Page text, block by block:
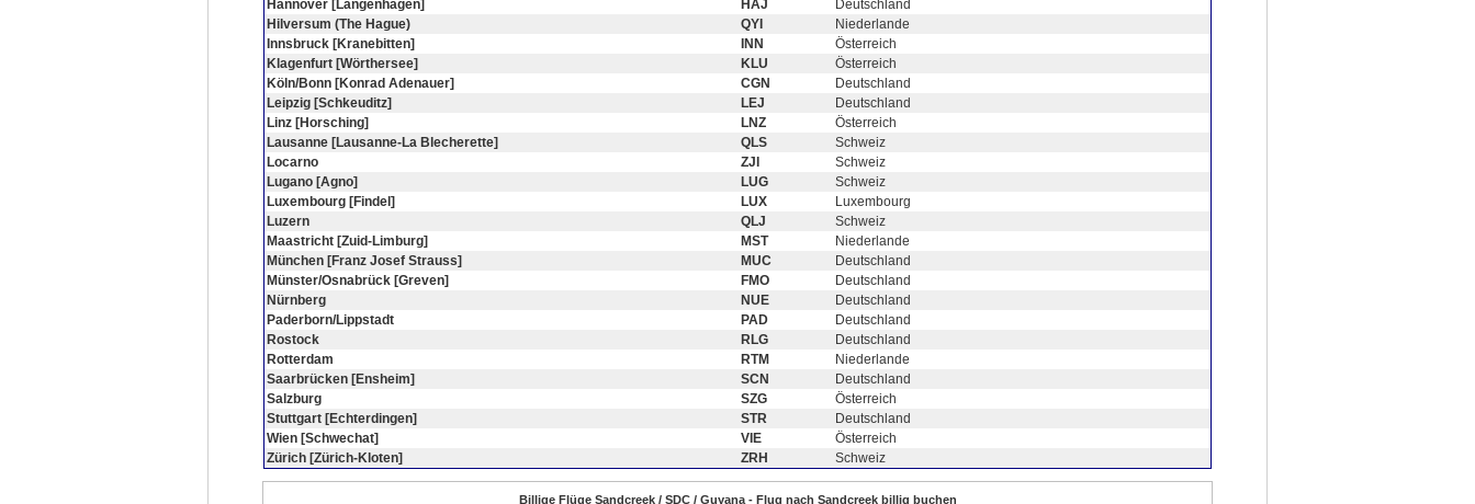
Hannover [Langenhagen]
HAJ
Deutschland
Hilversum (The Hague)
QYI
Niederlande
Innsbruck [Kranebitten]
INN
Österreich
Klagenfurt [Wörthersee]
KLU
Österreich
Köln/Bonn [Konrad Adenauer]
CGN
Deutschland
Leipzig [Schkeuditz]
LEJ
Deutschland
Linz [Horsching]
LNZ
Österreich
Lausanne [Lausanne-La Blecherette]
QLS
Schweiz
Locarno
ZJI
Schweiz
Lugano [Agno]
LUG
Schweiz
Luxembourg [Findel]
LUX
Luxembourg
Luzern
QLJ
Schweiz
Maastricht [Zuid-Limburg]
MST
Niederlande
München [Franz Josef Strauss]
MUC
Deutschland
Münster/Osnabrück [Greven]
FMO
Deutschland
Nürnberg
NUE
Deutschland
Paderborn/Lippstadt
PAD
Deutschland
Rostock
RLG
Deutschland
Rotterdam
RTM
Niederlande
Saarbrücken [Ensheim]
SCN
Deutschland
Salzburg
SZG
Österreich
Stuttgart [Echterdingen]
STR
Deutschland
Wien [Schwechat]
VIE
Österreich
Zürich [Zürich-Kloten]
ZRH Schweiz
Billige Flüge Sandcreek / SDC / Guyana - Flug nach Sandcreek billig buchen